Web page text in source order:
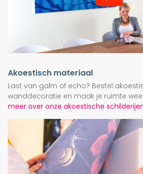
Akoestisch materiaal
Last van galm of echo? Bestel
wanddecoratie en maak je ruimte
meer over onze akoestische